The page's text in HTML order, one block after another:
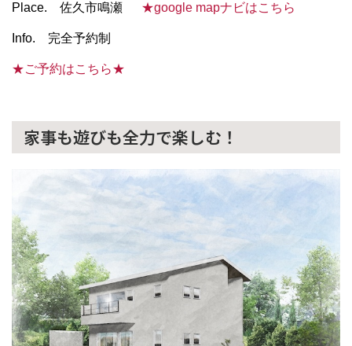
Place. 佐久市鳴瀬 ★google mapナビはこちら
Info. 完全予約制
★ご予約はこちら★
家事も遊びも全力で楽しむ！